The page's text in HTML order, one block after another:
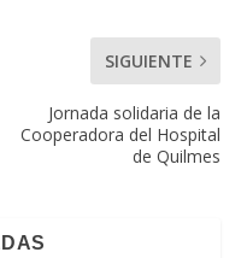
SIGUIENTE
Jornada solidaria de la
Cooperadora del Hospital
de Quilmes